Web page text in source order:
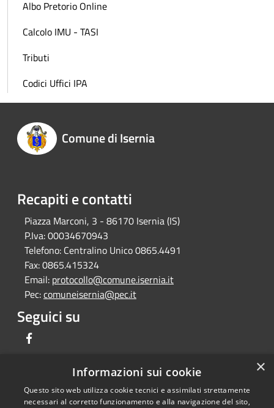
Albo Pretorio Online
Calcolo IMU - TASI
Tributi
Codici Uffici IPA
Comune di Isernia
Recapiti e contatti
Piazza Marconi, 3 - 86170 Isernia (IS)
P.Iva:00034670943
Telefono: Centralino Unico 0865.4491
Fax:0865.415324
Email: protocollo@comune.isernia.it
Pec:comuneisernia@pec.it
Seguici su
RSS
Copyright © 2026 • Comune di
×
Informazioni sui cookie
Questo sito web utilizza cookie tecnici e assimilati strettamente
necessari al corretto funzionamento e alla navigazione del sito,